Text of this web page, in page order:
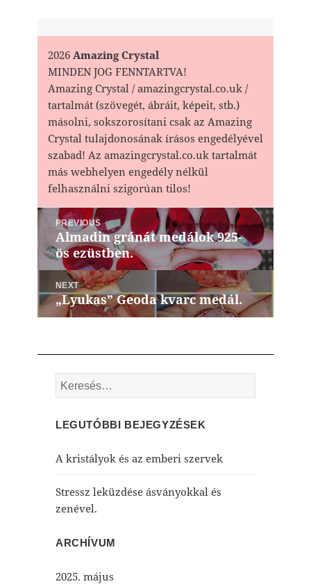
2026Amazing Crystal
MINDEN JOG FENNTARTVA!
Amazing Crystal / amazingcrystal.co.uk /
tartalmát (szövegét, ábráit, képeit, stb.)
másolni, sokszorosítani csak az Amazing
Crystal tulajdonosának írásos engedélyével
szabad! Az amazingcrystal.co.uk tartalmát
más webhelyen engedély nélkül
felhasználni szigorúan tilos!
Bejegyzés
navigáció
PREVIOUS
Previous
post:
Almadin gránát medálok 925-
ös ezüstben.
NEXT
Next
post:
„Lyukas” Geoda kvarc medál.
Keresés:
LEGUTÓBBI BEJEGYZÉSEK
A kristályok és az emberi szervek
Stressz leküzdése ásványokkal és
zenével.
ARCHÍVUM
2025. május